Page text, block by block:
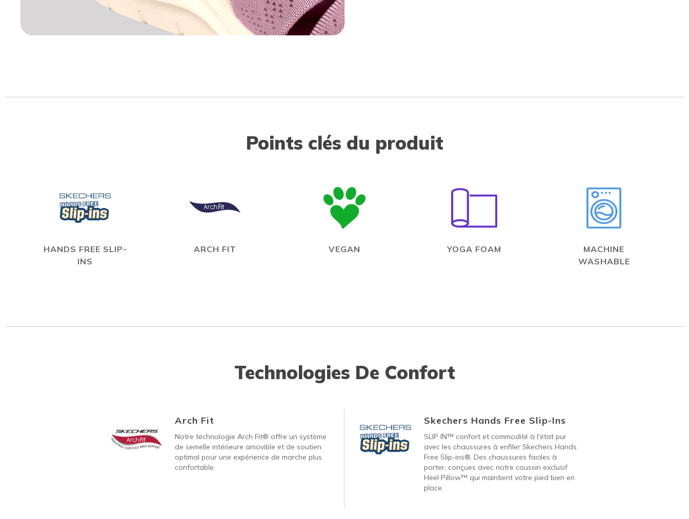
Points clés du produit
HANDS FREE SLIP-
INS
ARCH FIT VEGAN YOGA FOAM
MACHINE
WASHABLE
Technologies De Confort
Arch Fit
Notre technologie Arch Fit® offre un système
de semelle intérieure amovible et de soutien
optimal pour une expérience de marche plus
confortable.
Skechers Hands Free Slip-Ins
SLIP IN™ confort et commodité à l'état pur
avec les chaussures à enfiler Skechers Hands
Free Slip-ins®. Des chaussures faciles à
porter, conçues avec notre coussin exclusif
Heel Pillow™ qui maintient votre pied bien en
place.